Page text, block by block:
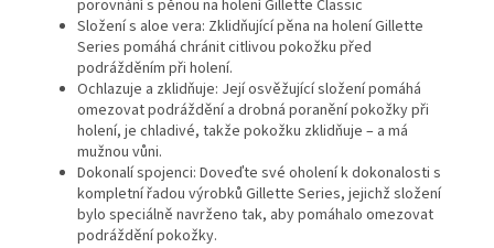
porovnání s pěnou na holení Gillette Classic
Složení s aloe vera: Zklidňující pěna na holení Gillette
Series pomáhá chránit citlivou pokožku před
podrážděním při holení.
Ochlazuje a zklidňuje: Její osvěžující složení pomáhá
omezovat podráždění a drobná poranění pokožky při
holení, je chladivé, takže pokožku zklidňuje – a má
mužnou vůni.
Dokonalí spojenci: Doveďte své oholení k dokonalosti s
kompletní řadou výrobků Gillette Series, jejichž složení
bylo speciálně navrženo tak, aby pomáhalo omezovat
podráždění pokožky.